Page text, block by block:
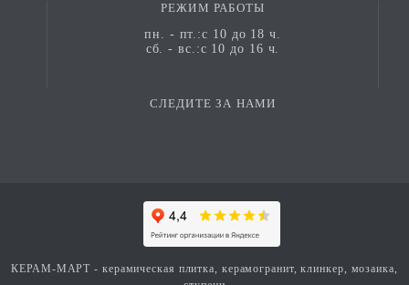
РЕЖИМ РАБОТЫ
пн. - пт.:с 10 до 18 ч.
сб. - вс.:с 10 до 16 ч.
СЛЕДИТЕ ЗА НАМИ
КЕРАМ-МАРТ - керамическая плитка, керамогранит, клинкер, мозаика,